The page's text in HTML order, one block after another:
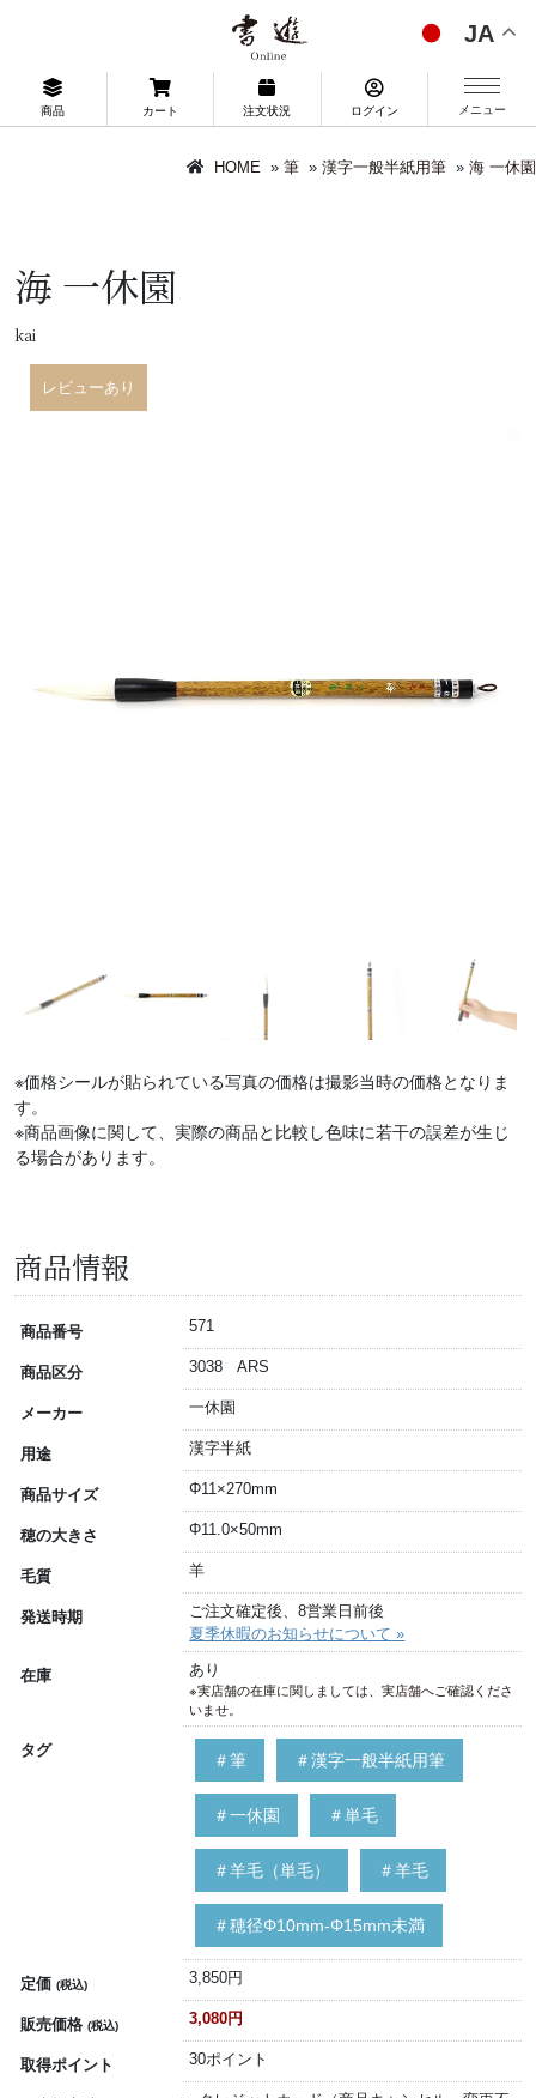
JA
商品 カート 注文状況 ログイン メニュー
HOME » 筆 » 漢字一般半紙用筆 » 海 一休園
海 一休園
kai
レビューあり
※価格シールが貼られている写真の価格は撮影当時の価格となりま
す。
※商品画像に関して、実際の商品と比較し色味に若干の誤差が生じ
る場合があります。
商品情報
商品番号 571
商品区分 3038 ARS
メーカー 一休園
用途 漢字半紙
商品サイズ Φ11×270mm
穂の大きさ Φ11.0×50mm
毛質 羊
発送時期
ご注文確定後、8営業日前後
夏季休暇のお知らせについて »
在庫 あり
※実店舗の在庫に関しましては、実店舗へご確認くださ
いませ。
タグ
＃筆 ＃漢字一般半紙用筆
＃一休園 ＃単毛
＃羊毛（単毛） ＃羊毛
＃穂径Φ10mm-Φ15mm未満
定価 (税込) 3,850円
販売価格 (税込) 3,080円
取得ポイント 30ポイント